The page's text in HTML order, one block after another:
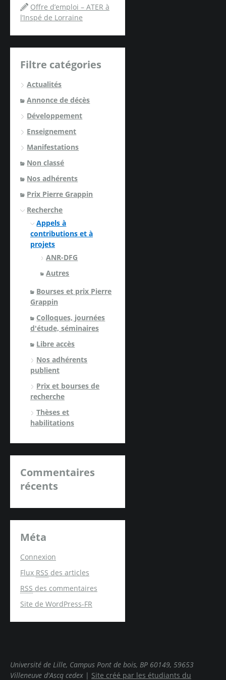
Offre d’emploi – ATER à
l’Inspé de Lorraine
Filtre catégories
Actualités
Annonce de décès
Développement
Enseignement
Manifestations
Non classé
Nos adhérents
Prix Pierre Grappin
Recherche
Appels à
contributions et à
projets
ANR-DFG
Autres
Bourses et prix Pierre
Grappin
Colloques, journées
d'étude, séminaires
Libre accès
Nos adhérents
publient
Prix et bourses de
recherche
Thèses et
habilitations
Commentaires
récents
Méta
Connexion
Flux RSS des articles
RSS des commentaires
Site de WordPress-FR
Université de Lille, Campus Pont de bois, BP 60149, 59653
Villeneuve d'Ascq cedex | Site créé par les étudiants du